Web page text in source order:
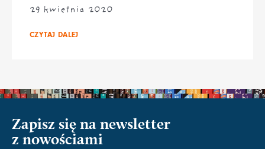
29 kwietnia 2020
CZYTAJ DALEJ
Zapisz się na newsletter
z nowościami